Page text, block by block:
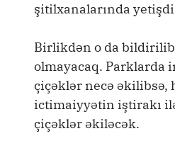
şitilxanalarında
Birlikdən o da
olmayacaq. Parklarda
çiçəklər necə əkilibsə,
ictimaiyyətin iştirakı
çiçəklər əkiləcək.